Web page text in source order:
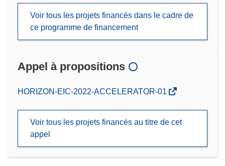
Voir tous les projets financés dans le cadre de
ce programme de financement
Appel à propositions
(s’ouvre
nouvelle
fenêtre)
HORIZON-EIC-2022-ACCELERATOR-01
Voir tous les projets financés au titre de cet
appel